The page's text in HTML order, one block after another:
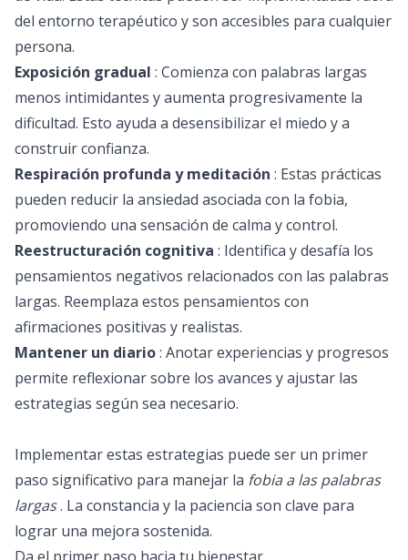
del entorno terapéutico y son accesibles para cualquier
persona.
Exposición gradual : Comienza con palabras largas
menos intimidantes y aumenta progresivamente la
dificultad. Esto ayuda a desensibilizar el miedo y a
construir confianza.
Respiración profunda y meditación : Estas prácticas
pueden reducir la ansiedad asociada con la fobia,
promoviendo una sensación de calma y control.
Reestructuración cognitiva : Identifica y desafía los
pensamientos negativos relacionados con las palabras
largas. Reemplaza estos pensamientos con
afirmaciones positivas y realistas.
Mantener un diario: Anotar experiencias y progresos
permite reflexionar sobre los avances y ajustar las
estrategias según sea necesario.
Implementar estas estrategias puede ser un primer
paso significativo para manejar la fobia a las palabras
largas. La constancia y la paciencia son clave para
lograr una mejora sostenida.